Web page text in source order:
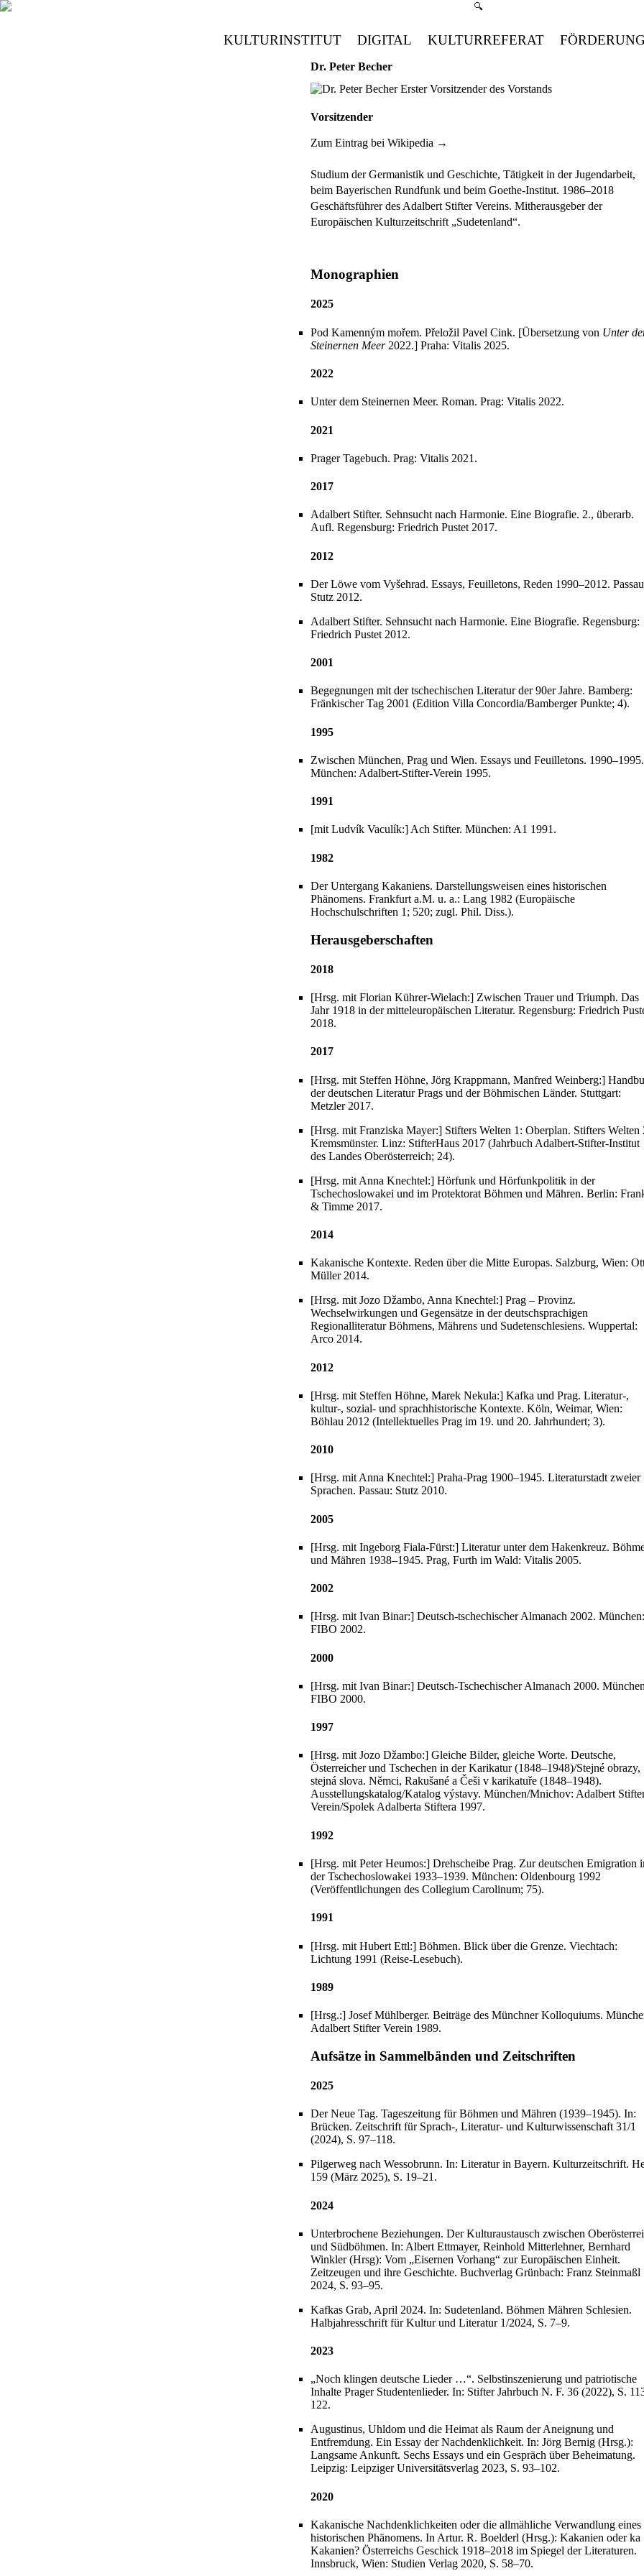
Suchmenü öffnen
🔍
KULTURINSTITUT DIGITAL KULTURREFERAT
Dr. Peter Becher
Vorsitzender
Zum Eintrag bei Wikipedia
Studium der Germanistik und Geschichte, Tätigkeit in der Jugendarbeit,
beim Bayerischen Rundfunk und beim Goethe-Institut. 1986–2018
Geschäftsführer des Adalbert Stifter Vereins. Mitherausgeber der
Europäischen Kulturzeitschrift „Sudetenland“.
Monographien
2025
Pod Kamenným mořem. Přeložil Pavel Cink. [Übersetzung von Unter
Steinernen Meer2022.] Praha: Vitalis 2025.
2022
Unter dem Steinernen Meer. Roman. Prag: Vitalis 2022.
2021
Prager Tagebuch. Prag: Vitalis 2021.
2017
Adalbert Stifter. Sehnsucht nach Harmonie. Eine Biografie. 2., überarb.
Aufl. Regensburg: Friedrich Pustet 2017.
2012
Der Löwe vom Vyšehrad. Essays, Feuilletons, Reden 1990–2012.
Stutz 2012.
Adalbert Stifter. Sehnsucht nach Harmonie. Eine Biografie. Regensburg:
Friedrich Pustet 2012.
2001
Begegnungen mit der tschechischen Literatur der 90er Jahre. Bamberg:
Fränkischer Tag 2001 (Edition Villa Concordia/Bamberger Punkte; 4).
1995
Zwischen München, Prag und Wien. Essays und Feuilletons. 1990–1995.
München: Adalbert-Stifter-Verein 1995.
1991
[mit Ludvík Vaculík:] Ach Stifter. München: A1 1991.
1982
Der Untergang Kakaniens. Darstellungsweisen eines historischen
Phänomens. Frankfurt a.M. u. a.: Lang 1982 (Europäische
Hochschulschriften 1; 520; zugl. Phil. Diss.).
Herausgeberschaften
2018
[Hrsg. mit Florian Kührer-Wielach:] Zwischen Trauer und Triumph. Das
Jahr 1918 in der mitteleuropäischen Literatur. Regensburg: Friedrich
2018.
2017
[Hrsg. mit Steffen Höhne, Jörg Krappmann, Manfred Weinberg:]
der deutschen Literatur Prags und der Böhmischen Länder. Stuttgart:
Metzler 2017.
[Hrsg. mit Franziska Mayer:] Stifters Welten 1: Oberplan. Stifters Welten
Kremsmünster. Linz: StifterHaus 2017 (Jahrbuch Adalbert-Stifter-Institut
des Landes Oberösterreich; 24).
[Hrsg. mit Anna Knechtel:] Hörfunk und Hörfunkpolitik in der
Tschechoslowakei und im Protektorat Böhmen und Mähren. Berlin:
& Timme 2017.
2014
Kakanische Kontexte. Reden über die Mitte Europas. Salzburg, Wien:
Müller 2014.
[Hrsg. mit Jozo Džambo, Anna Knechtel:] Prag – Provinz.
Wechselwirkungen und Gegensätze in der deutschsprachigen
Regionalliteratur Böhmens, Mährens und Sudetenschlesiens. Wuppertal:
Arco 2014.
2012
[Hrsg. mit Steffen Höhne, Marek Nekula:] Kafka und Prag. Literatur-,
kultur-, sozial- und sprachhistorische Kontexte. Köln, Weimar, Wien:
Böhlau 2012 (Intellektuelles Prag im 19. und 20. Jahrhundert; 3).
2010
[Hrsg. mit Anna Knechtel:] Praha-Prag 1900–1945. Literaturstadt zweier
Sprachen. Passau: Stutz 2010.
2005
[Hrsg. mit Ingeborg Fiala-Fürst:] Literatur unter dem Hakenkreuz.
und Mähren 1938–1945. Prag, Furth im Wald: Vitalis 2005.
2002
[Hrsg. mit Ivan Binar:] Deutsch-tschechischer Almanach 2002. München:
FIBO 2002.
2000
[Hrsg. mit Ivan Binar:] Deutsch-Tschechischer Almanach 2000.
FIBO 2000.
1997
[Hrsg. mit Jozo Džambo:] Gleiche Bilder, gleiche Worte. Deutsche,
Österreicher und Tschechen in der Karikatur (1848–1948)/Stejné obrazy,
stejná slova. Němci, Rakušané a Češi v karikatuře (1848–1948).
Ausstellungskatalog/Katalog výstavy. München/Mnichov: Adalbert
Verein/Spolek Adalberta Stiftera 1997.
1992
[Hrsg. mit Peter Heumos:] Drehscheibe Prag. Zur deutschen Emigration
der Tschechoslowakei 1933–1939. München: Oldenbourg 1992
(Veröffentlichungen des Collegium Carolinum; 75).
1991
[Hrsg. mit Hubert Ettl:] Böhmen. Blick über die Grenze. Viechtach:
Lichtung 1991 (Reise-Lesebuch).
1989
[Hrsg.:] Josef Mühlberger. Beiträge des Münchner Kolloquiums.
Adalbert Stifter Verein 1989.
Aufsätze in Sammelbänden und Zeitschriften
2025
Der Neue Tag. Tageszeitung für Böhmen und Mähren (1939–1945). In:
Brücken. Zeitschrift für Sprach-, Literatur- und Kulturwissenschaft 31/1
(2024), S. 97–118.
Pilgerweg nach Wessobrunn. In: Literatur in Bayern. Kulturzeitschrift.
159 (März 2025), S. 19–21.
2024
Unterbrochene Beziehungen. Der Kulturaustausch zwischen
und Südböhmen. In: Albert Ettmayer, Reinhold Mitterlehner, Bernhard
Winkler (Hrsg): Vom „Eisernen Vorhang“ zur Europäischen Einheit.
Zeitzeugen und ihre Geschichte. Buchverlag Grünbach: Franz Steinmaßl
2024, S. 93–95.
Kafkas Grab, April 2024. In: Sudetenland. Böhmen Mähren Schlesien.
Halbjahresschrift für Kultur und Literatur 1/2024, S. 7–9.
2023
„Noch klingen deutsche Lieder …“. Selbstinszenierung und patriotische
Inhalte Prager Studentenlieder. In: Stifter Jahrbuch N. F. 36 (2022), S.
122.
Augustinus, Uhldom und die Heimat als Raum der Aneignung und
Entfremdung. Ein Essay der Nachdenklichkeit. In: Jörg Bernig (Hrsg.):
Langsame Ankunft. Sechs Essays und ein Gespräch über Beheimatung.
Leipzig: Leipziger Universitätsverlag 2023, S. 93–102.
2020
Kakanische Nachdenklichkeiten oder die allmähliche Verwandlung eines
historischen Phänomens. In Artur. R. Boelderl (Hrsg.): Kakanien oder ka
Kakanien? Österreichs Geschick 1918–2018 im Spiegel der Literaturen.
Innsbruck, Wien: Studien Verlag 2020, S. 58–70.